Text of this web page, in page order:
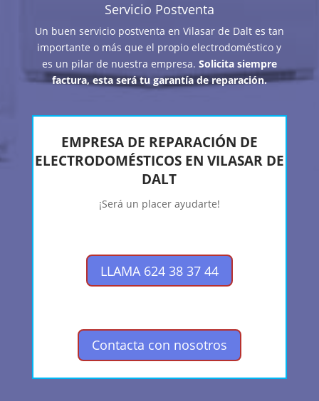
Servicio Postventa
Un buen servicio postventa en Vilasar de Dalt es tan
importante o más que el propio electrodoméstico y
es un pilar de nuestra empresa. Solicita siempre
factura, esta será tu garantía de reparación.
EMPRESA DE REPARACIÓN DE
ELECTRODOMÉSTICOS EN VILASAR DE
DALT
¡Será un placer ayudarte!
LLAMA 624 38 37 44
Contacta con nosotros